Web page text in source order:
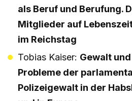
als Beruf und Berufung.
Mitglieder auf
im Reichstag
Tobias Kaiser: Gewalt
Probleme der
Polizeigewalt in der